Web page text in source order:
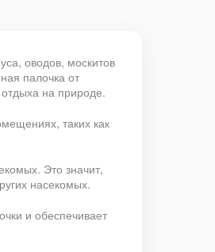
оводов, москитов
палочка от
на природе.
таких как
Это значит,
насекомых.
и обеспечивает